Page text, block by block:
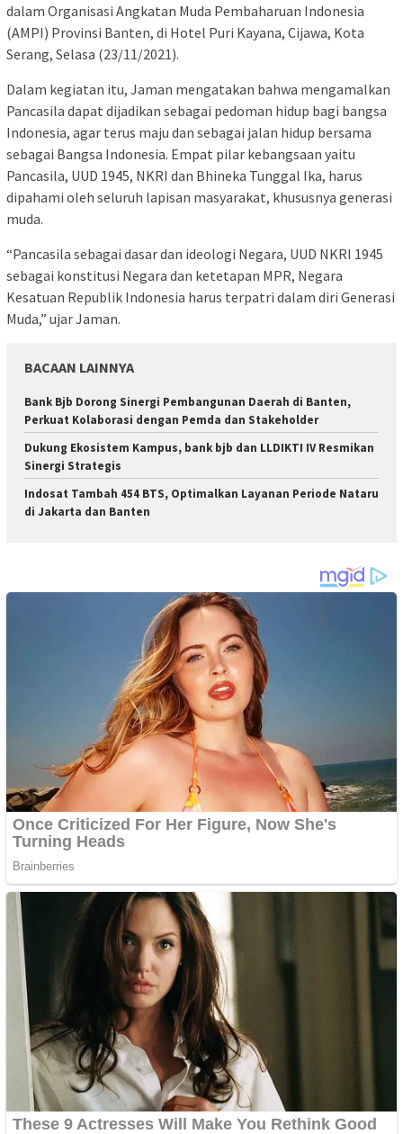
dalam Organisasi Angkatan Muda Pembaharuan Indonesia
(AMPI) Provinsi Banten, di Hotel Puri Kayana, Cijawa, Kota
Serang, Selasa (23/11/2021).
Dalam kegiatan itu, Jaman mengatakan bahwa mengamalkan
Pancasila dapat dijadikan sebagai pedoman hidup bagi bangsa
Indonesia, agar terus maju dan sebagai jalan hidup bersama
sebagai Bangsa Indonesia. Empat pilar kebangsaan yaitu
Pancasila, UUD 1945, NKRI dan Bhineka Tunggal Ika, harus
dipahami oleh seluruh lapisan masyarakat, khususnya generasi
muda.
“Pancasila sebagai dasar dan ideologi Negara, UUD NKRI 1945
sebagai konstitusi Negara dan ketetapan MPR, Negara
Kesatuan Republik Indonesia harus terpatri dalam diri Generasi
Muda,” ujar Jaman.
BACAAN LAINNYA
Bank Bjb Dorong Sinergi Pembangunan Daerah di Banten,
Perkuat Kolaborasi dengan Pemda dan Stakeholder
Dukung Ekosistem Kampus, bank bjb dan LLDIKTI IV Resmikan
Sinergi Strategis
Indosat Tambah 454 BTS, Optimalkan Layanan Periode Nataru
di Jakarta dan Banten